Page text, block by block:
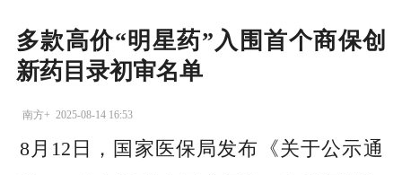
多款高价“明星药”入围首个商保创
新药目录初审名单
南方+ 2025-08-14 16:53
8月12日，国家医保局发布《关于公示通